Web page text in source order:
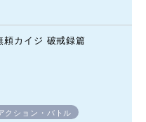
頼カイジ 破戒録篇
クション・バトル